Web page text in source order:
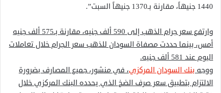
1440 جنيهاً، مقارنة بـ1370 جنيهاً السبت”.
وارتفع سعر جرام الذهب إلى 590 ألف جنيه، مقارنة بـ575 ألف جنيه
أمس، بينما حددت مصفاة السودان للذهب سعر الجرام خلال تعاملات
اليوم عند 581 ألف جنيه.
ووجه بنك السودان المركزي، في منشور، جميع المصارف بضرورة
الالتزام بتطبيق سعر صرف الضخ الذي يحدده البنك المركزي خلال